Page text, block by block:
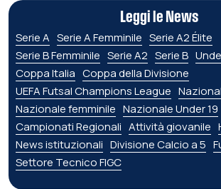
Leggi le News
Serie A Serie A Femminile Serie A2 Élite
Serie B Femminile Serie A2 Serie B
Coppa Italia Coppa della Divisione
UEFA Futsal Champions League
Nazionale femminile Nazionale Under 19
Campionati Regionali Attività giovanile
News istituzionali Divisione Calcio a 5
Settore Tecnico FIGC